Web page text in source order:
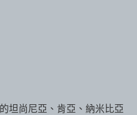
坦尚尼亞、肯亞、納米比亞